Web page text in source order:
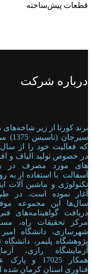
قطعات پیش‌ساخته
درباره شرکت
برند کورتا از زیر
سیرجان
در خصوص تولید الیاف و
های مورد مصرف در
آسفالت با استفاده از به
تکنولوژی و ماشین آلات
آغاز نموده است. در
سال‌ها این مجموعه
دریافت گواهینامه‌های
مرکز تحقیقات راه،
شهرسازی، دانشگاه امیر
پژوهشگاه پلیمر، دانشگاه
آزمایشگاه رازی،
همکار 17025 و
فناوری استان کرمان